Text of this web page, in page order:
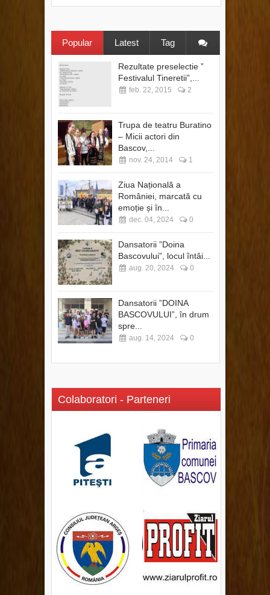
Popular Latest Tag
Rezultate preselectie ”
Festivalul Tineretii”,...
feb. 22, 2015 2
Trupa de teatru Buratino
– Micii actori din
Bascov,...
nov. 24, 2014 1
Ziua Națională a
României, marcată cu
emoție și în...
dec. 04, 2024 0
Dansatorii ”Doina
Bascovului”, locul întâi...
aug. 20, 2024 0
Dansatorii ”DOINA
BASCOVULUI”, în drum
spre...
aug. 14, 2024 0
Colaboratori - Parteneri